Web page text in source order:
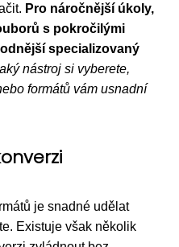
Pro náročnější úkoly,
s pokročilými
specializovaný
nástroj si vyberete,
formátů vám usnadní
je snadné udělat
Existuje však několik